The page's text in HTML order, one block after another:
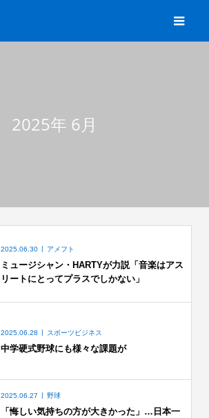
2025年 6月
2025.06.30 アメフト
ミュージシャン・HARTYが力説「音楽はアス
リートにとってプラスでしかない」
2025.06.28 スポーツビジネス
中学硬式野球にも様々な課題が
2025.06.27 野球
「悔しい気持ちの方が大きかった」…日本一